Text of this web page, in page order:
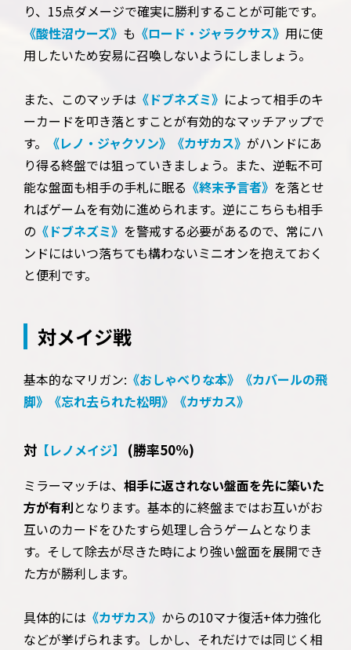
り、15点ダメージで確実に勝利することが可能です。
《酸性沼ウーズ》 も 《ロード・ジャラクサス》 用に使
用したいため安易に召喚しないようにしましょう。
また、このマッチは 《ドブネズミ》 によって相手のキ
ーカードを叩き落とすことが有効的なマッチアップで
す。
《レノ・ジャクソン》 《カザカス》 がハンドにあ
り得る終盤では狙っていきましょう。また、逆転不可
能な盤面も相手の手札に眠る 《終末予言者》 を落とせ
ればゲームを有効に進められます。逆にこちらも相手
の 《ドブネズミ》 を警戒する必要があるので、常にハ
ンドにはいつ落ちても構わないミニオンを抱えておく
と便利です。
対メイジ戦
基本的なマリガン: 《おしゃべりな本》
《カバールの飛
脚》
《忘れ去られた松明》 《カザカス》
対 【レノメイジ】 (勝率50%)
ミラーマッチは、 相手に返されない盤面を先に築いた
方が有利となります。基本的に終盤まではお互いがお
互いのカードをひたすら処理し合うゲームとなりま
す。そして除去が尽きた時により強い盤面を展開でき
た方が勝利します。
具体的には 《カザカス》 からの10マナ復活+体力強化
などが挙げられます。しかし、それだけでは同じく相